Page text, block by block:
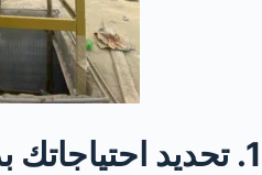
1. تحديد احتياجاتك بدقة